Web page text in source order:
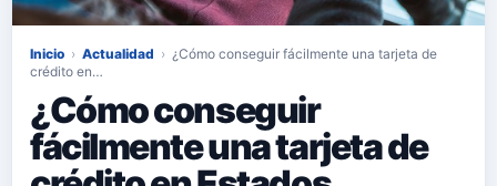
Inicio › Actualidad › ¿Cómo conseguir fácilmente una tarjeta de
crédito en…
¿Cómo conseguir
fácilmente una tarjeta de